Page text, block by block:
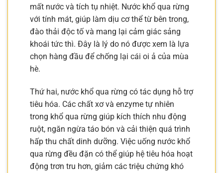
mất nước và tích tụ nhiệt. Nước khổ qua rừng
với tính mát, giúp làm dịu cơ thể từ bên trong,
đào thải độc tố và mang lại cảm giác sảng
khoái tức thì. Đây là lý do nó được xem là lựa
chọn hàng đầu để chống lại cái oi ả của mùa
hè.
Thứ hai, nước khổ qua rừng có tác dụng hỗ trợ
tiêu hóa. Các chất xơ và enzyme tự nhiên
trong khổ qua rừng giúp kích thích nhu động
ruột, ngăn ngừa táo bón và cải thiện quá trình
hấp thu chất dinh dưỡng. Việc uống nước khổ
qua rừng đều đặn có thể giúp hệ tiêu hóa hoạt
động trơn tru hơn, giảm các triệu chứng khó